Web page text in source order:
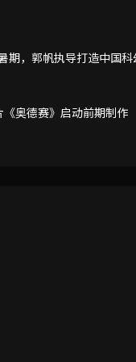
期，郭帆执导打造中国
《奥德赛》启动前期制作